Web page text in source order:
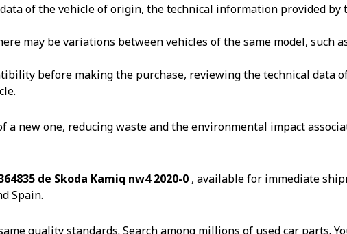
of the vehicle of origin, the technical information provided by
may be variations between vehicles of the same model, such
before making the purchase, reviewing the technical data
new one, reducing waste and the environmental impact
de Skoda Kamiq nw4 2020-0 , available for immediate
Spain.
quality standards. Search among millions of used car parts.